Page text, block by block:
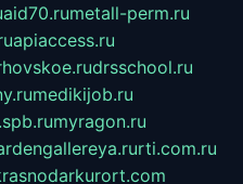
aid70.rumetall-perm.ru
apiaccess.ru
drsschool.ru
medikijob.ru
myragon.ru
rti.com.ru